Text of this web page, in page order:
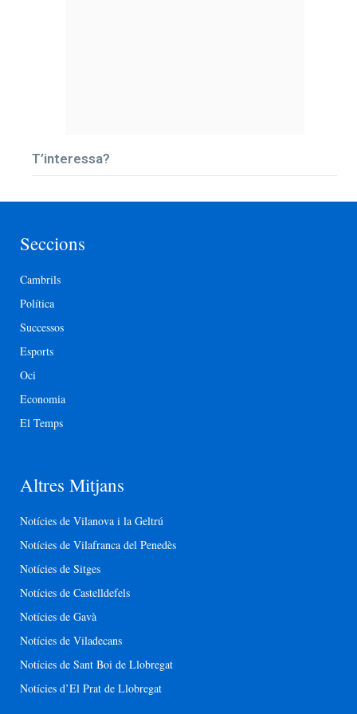
T’interessa?
Seccions
Cambrils
Política
Successos
Esports
Oci
Economia
El Temps
Altres Mitjans
Notícies de Vilanova i la Geltrú
Notícies de Vilafranca del Penedès
Notícies de Sitges
Notícies de Castelldefels
Notícies de Gavà
Notícies de Viladecans
Notícies de Sant Boi de Llobregat
Notícies d’El Prat de Llobregat